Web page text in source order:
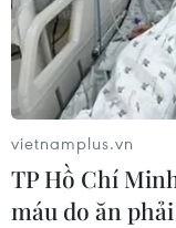
vietnamplus.vn
TP Hồ Chí
máu do ăn